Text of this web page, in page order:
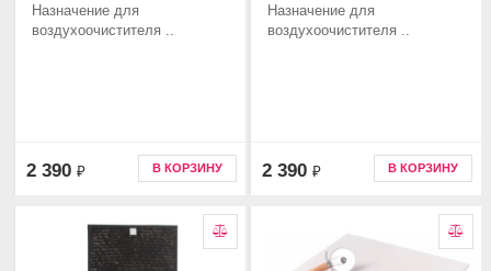
Назначение для
воздухоочистителя ..
2 390 ₽ В КОРЗИНУ
Назначение для
воздухоочистителя ..
2 390 ₽ В КОРЗИНУ